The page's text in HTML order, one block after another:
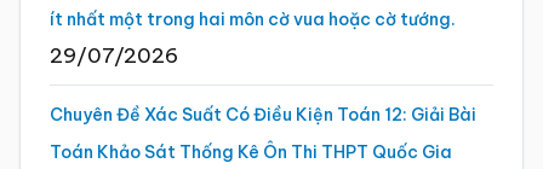
ít nhất một trong hai môn cờ vua hoặc cờ tướng.
29/07/2026
Chuyên Đề Xác Suất Có Điều Kiện Toán 12: Giải Bài
Toán Khảo Sát Thống Kê Ôn Thi THPT Quốc Gia